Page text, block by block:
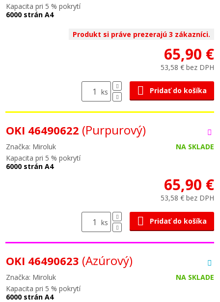
Kapacita pri 5 % pokrytí
6000 strán A4
Produkt si práve prezerajú 3 zákazníci.
65,90 €
53,58 € bez DPH
ks Pridať do košíka
OKI 46490622 (Purpurový)
Značka: Miroluk
NA SKLADE
Kapacita pri 5 % pokrytí
6000 strán A4
65,90 €
53,58 € bez DPH
ks Pridať do košíka
OKI 46490623 (Azúrový)
Značka: Miroluk
NA SKLADE
Kapacita pri 5 % pokrytí
6000 strán A4